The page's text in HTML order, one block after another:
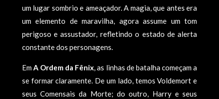
um lugar sombrio e ameaçador. A magia, que antes era
um elemento de maravilha, agora assume um tom
perigoso e assustador, refletindo o estado de alerta
constante dos personagens.
EmA Ordem da Fênix, as linhas de batalha começam a
se formar claramente. De um lado, temos Voldemort e
seus Comensais da Morte; do outro, Harry e seus